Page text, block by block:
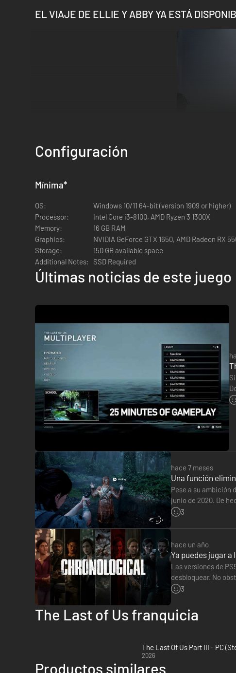
EL VIAJE DE ELLIE Y ABBY YA ESTÁ
Disfruta de la experiencia que ganó más de 300 premios a
aclamada historia de Ellie y Abby.
Cinco años después de su peligroso viaje por un Estados
altera esa paz, Ellie se embarca en un viaje implacable en busca
Funciones añadidas
Configuración
Mínima*
OS:
Windows 10/11 64-bit (version 1909 or higher)
Processor:
Intel Core i3-8100, AMD Ryzen 3 1300X
Memory:
16 GB RAM
Graphics:
NVIDIA GeForce GTX 1650, AMD Radeon RX
Storage:
150 GB available space
Additional Notes:
SSD Required
Últimas noticias de este juego
hace 7 meses
Una función
Pese a su ambición
junio de 2020. De
enemigo por detrás
3
hace un año
Ya puedes jugar
Las versiones de
desbloquear. No
Naughty Dog,…
3
The Last of Us franquicia
The Last Of Us Part III - PC
2026
Productos similares